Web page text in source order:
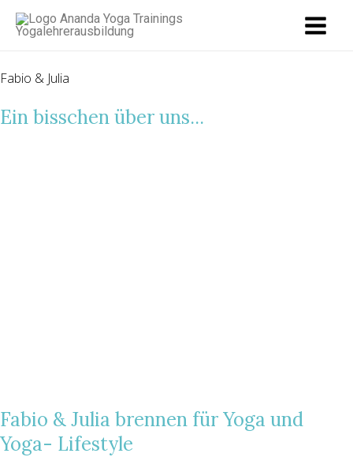
Zum
Inhalt
Fabio & Julia
Ein bisschen über uns...
Fabio & Julia brennen für Yoga und
Yoga- Lifestyle